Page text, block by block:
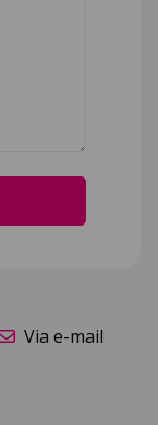
Via e-mail